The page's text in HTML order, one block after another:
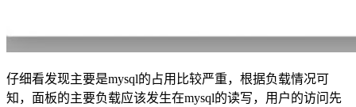
仔细看发现主要是mysql的占用比较严重，根据负载情况可
知，面板的主要负载应该发生在mysql的读写，用户的访问先